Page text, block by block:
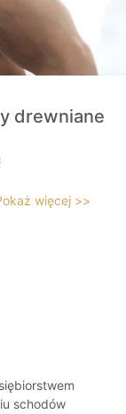
drewniane
więcej >>
schodów